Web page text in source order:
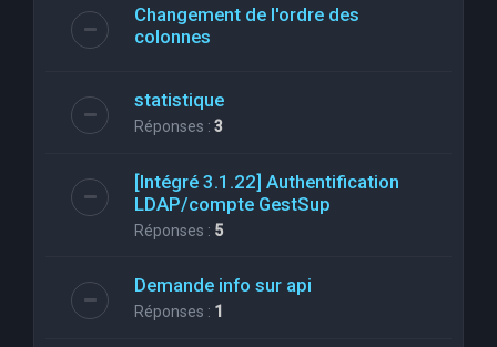
Changement de l'ordre des
colonnes
statistique
Réponses : 3
[Intégré 3.1.22] Authentification
LDAP/compte GestSup
Réponses : 5
Demande info sur api
Réponses : 1